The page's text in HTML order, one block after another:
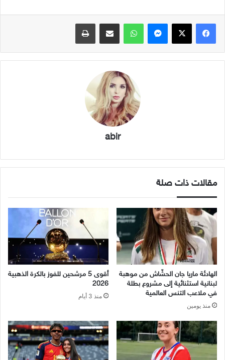
فيسبوك X ماسنجر واتساب مشاركة عبر البريد طباعة
abir
مقالات ذات صلة
الهادئة ماريا جان الحشّاش من موهبة
لبنانية استثنائية إلى مشروع بطلة
في ملاعب التنس العالمية
منذ يومين
أقوى 5 مرشحين للفوز بالكرة الذهبية
2026
منذ 3 أيام